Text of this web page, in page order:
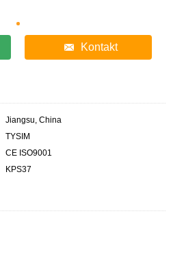
Kontakt
Jiangsu, China
TYSIM
CE ISO9001
KPS37